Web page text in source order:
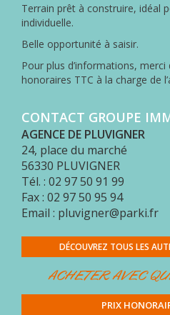
MON
COMPTE
ACQUÉREUR
Terrain prêt à construire, idéal
individuelle.
Belle opportunité à saisir.
Pour plus d’informations,
honoraires TTC à la charge de
CONTACT GROUPE
AGENCE DE PLUVIGNER
24, place du marché
56330 PLUVIGNER
Tél. : 02 97 50 91 99
Fax : 02 97 50 95 94
Email : pluvigner@parki.fr
DÉCOUVREZ TOUS LES
ACHETER AVEC
PRIX